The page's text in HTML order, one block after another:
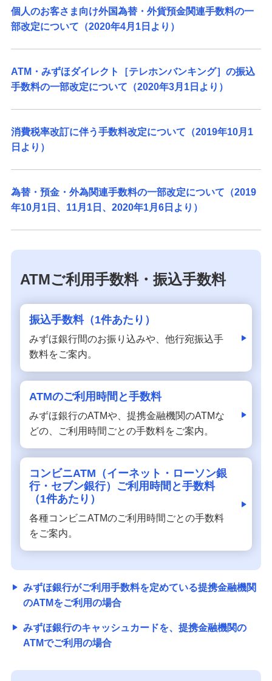
個人のお客さま向け外国為替・外貨預金関連手数料の一
部改定について（2020年4月1日より）
ATM・みずほダイレクト［テレホンバンキング］の振込
手数料の一部改定について（2020年3月1日より）
消費税率改訂に伴う手数料改定について（2019年10月1
日より）
為替・預金・外為関連手数料の一部改定について（2019
年10月1日、11月1日、2020年1月6日より）
ATMご利用手数料・振込手数料
振込手数料（1件あたり）
みずほ銀行間のお振り込みや、他行宛振込手
数料をご案内。
ATMのご利用時間と手数料
みずほ銀行のATMや、提携金融機関のATMな
どの、ご利用時間ごとの手数料をご案内。
コンビニATM（イーネット・ローソン銀
行・セブン銀行）ご利用時間と手数料
（1件あたり）
各種コンビニATMのご利用時間ごとの手数料
をご案内。
みずほ銀行がご利用手数料を定めている提携金融機関
のATMをご利用の場合
みずほ銀行のキャッシュカードを、提携金融機関の
ATMでご利用の場合